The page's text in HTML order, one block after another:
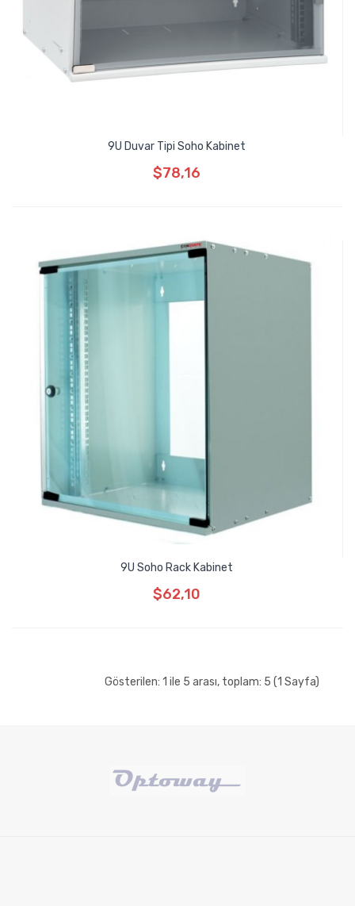
9U Duvar Tipi Soho Kabinet
$78,16
9U Soho Rack Kabinet
$62,10
Gösterilen: 1 ile 5 arası, toplam: 5 (1 Sayfa)